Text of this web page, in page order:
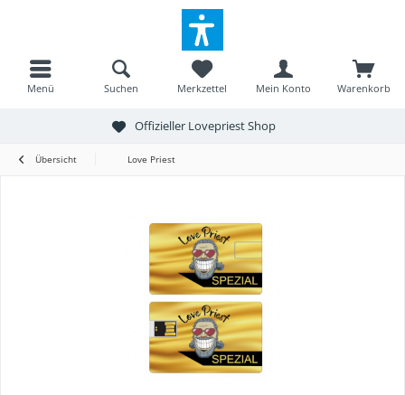
Menü Warenkorb
Merkzettel Mein Konto
Suchen
Offizieller Lovepriest Shop
Übersicht Love Priest